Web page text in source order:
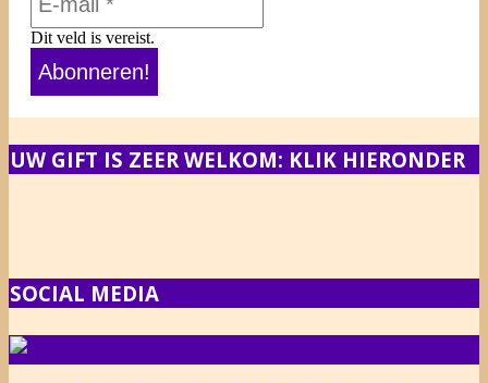
Dit veld is vereist.
UW GIFT IS ZEER WELKOM: KLIK HIERONDER
SOCIAL MEDIA